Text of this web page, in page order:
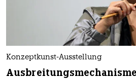
Konzeptkunst-Ausstellung